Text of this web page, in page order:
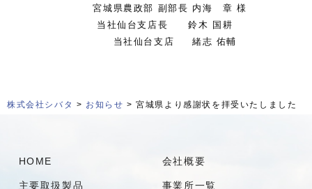
宮城県農政部 副部長 内海 章 様
当社仙台支店長 鈴木 国耕
当社仙台支店 緒志 佑輔
株式会社シバタ > お知らせ > 宮城県より感謝状を拝受いたしました
HOME 会社概要
主要取扱製品 事業所一覧